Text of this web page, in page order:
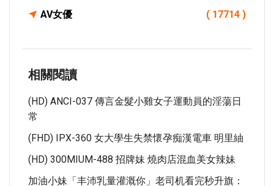
AV女優 ( 17714 )
相關閱讀
(HD) ANCI-037 傳言金髮小雞女子運動員的淫蕩日
常
(FHD) IPX-360 女大學生失禁懷孕痴漢電車 明里紬
(HD) 300MIUM-488 招牌妹 燒肉店混血美女辣妹
加油小妹「丰沛乳量灌溉你」老司机看完秒升旗：